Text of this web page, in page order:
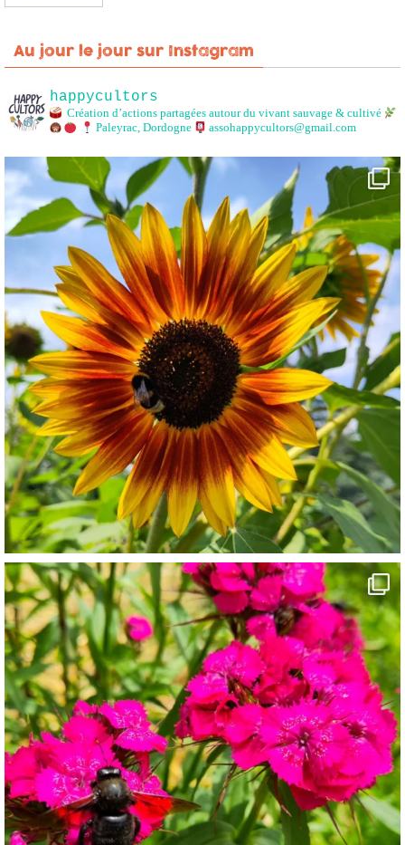
Au jour le jour sur Instagram
happycultors
Création d’actions partagées autour du vivant sauvage & cultivé
Paleyrac, Dordogne
assohappycultors@gmail.com